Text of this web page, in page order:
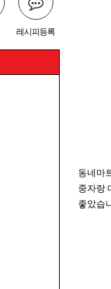
레시피등록
동네마
중자랑
좋았습